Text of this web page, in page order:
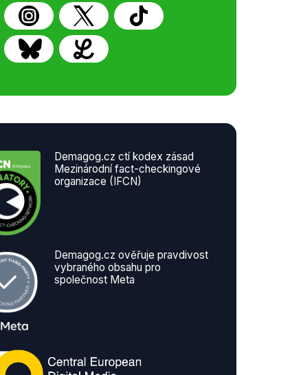
Demagog.cz ctí kodex zásad
Mezinárodní fact-checkingové
organizace (IFCN)
Demagog.cz ověřuje pravdivost
vybraného obsahu pro
společnost Meta